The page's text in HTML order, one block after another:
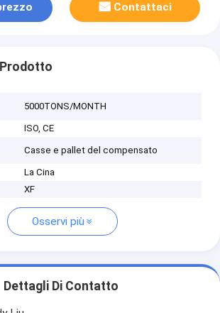
Contattaci
5000TONS/MONTH
ISO, CE
Casse e pallet del compensato
La Cina
XF
Osservi più
Dettagli Di Contatto